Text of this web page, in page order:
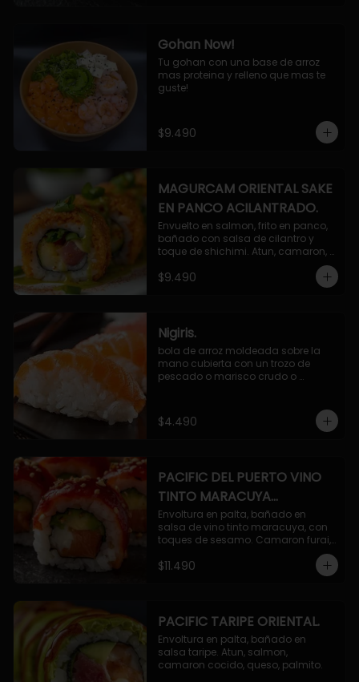
Gohan Now!
Tu gohan con una base de arroz
mas proteina y relleno que mas te
guste!
$9.490
MAGURCAM ORIENTAL SAKE
EN PANCO ACILANTRADO.
Envuelto en salmon, frito en panco,
bañado con salsa de cilantro y
toque de shichimi. Atun, camaron,
$9.490
Nigiris.
bola de arroz moldeada sobre la
mano cubierta con un trozo de
pescado o marisco crudo o
$4.490
PACIFIC DEL PUERTO VINO
TINTO MARACUYA
ORIENTAL.
Envoltura en palta, bañado en
salsa de vino tinto maracuya, con
toques de sesamo. Camaron furai,
$11.490
PACIFIC TARIPE ORIENTAL.
Envoltura en palta, bañado en
salsa taripe. Atun, salmon,
camaron cocido, queso, palmito.